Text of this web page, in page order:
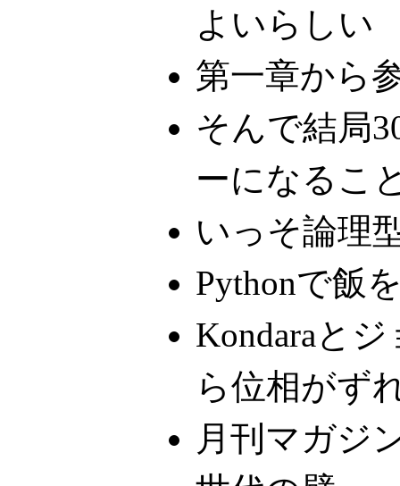
よいらしい
第一章から
そんで結局
ーになるこ
いっそ論理
Pythonで飯
Kondaraと
ら位相がず
月刊マガジ